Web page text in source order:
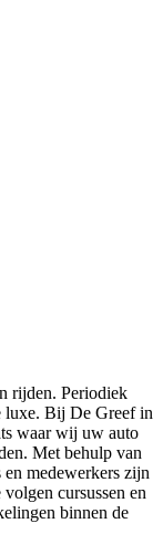
rijden. Periodiek
luxe. Bij De Greef in
waar wij uw auto
Met behulp van
en medewerkers zijn
cursussen en
binnen de